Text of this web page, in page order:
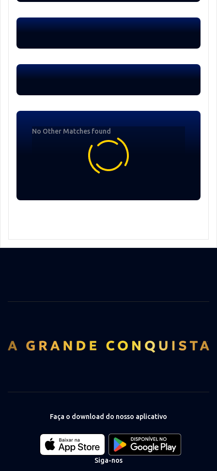
No Other Matches found
Faça o download do nosso aplicativo
Download
our
app
Download
our
app
Siga-nos